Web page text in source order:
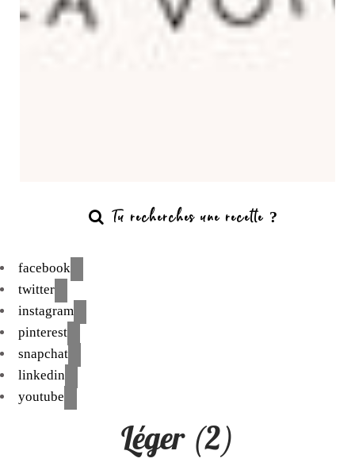
facebook
twitter
instagram
pinterest
snapchat
linkedin
youtube
Léger (2)